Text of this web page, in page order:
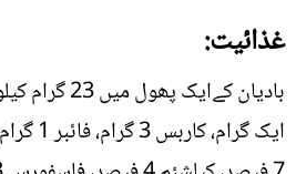
غذائیت: